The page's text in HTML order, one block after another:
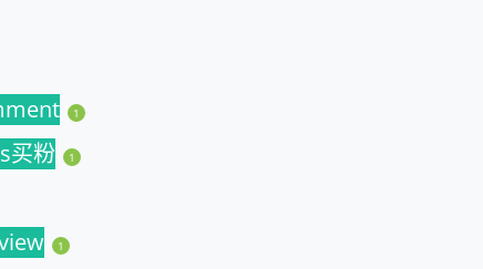
1
买粉 1
1